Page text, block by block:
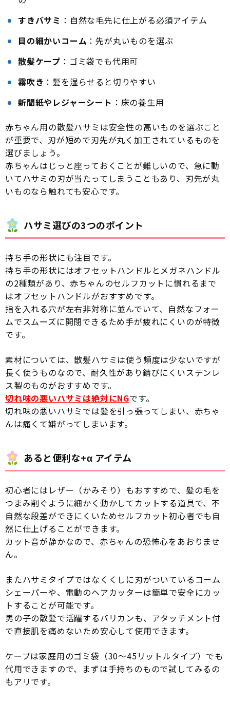
すきバサミ ：自然な毛先に仕上がる必須アイテム
目の細かいコーム ：先が丸いものを選ぶ
散髪ケープ ：ゴミ袋でも代用可
霧吹き ：髪を湿らせると切りやすい
新聞紙やレジャーシート ：床の養生用
赤ちゃん用の散髪ハサミは安全性の高いものを選ぶこと
が重要で、刃が短めで刃先が丸く加工されているものを
選びましょう。
赤ちゃんはじっと座っておくことが難しいので、急に動
いてハサミの刃が当たってしまうこともあり、刃先が丸
いものなら触れても安心です。
ハサミ選びの3つのポイント
持ち手の形状にも注目です。
持ち手の形状にはオフセットハンドルとメガネハンドル
の2種類があり、赤ちゃんのセルフカットに慣れるまで
はオフセットハンドルがおすすめです。
指を入れる穴が左右非対称に並んでいて、自然なフォー
ムでスムーズに開閉できるため手が疲れにくいのが特徴
です。
素材については、散髪ハサミは使う頻度は少ないですが
長く使うものなので、耐久性があり錆びにくいステンレ
ス製のものがおすすめです。
切れ味の悪いハサミは絶対にNGです。
切れ味の悪いハサミでは髪を引っ張ってしまい、赤ちゃ
んは痛くて嫌がってしまいます。
あると便利な+α アイテム
初心者にはレザー（かみそり）もおすすめで、髪の毛を
つまみ削ぐように細かく動かしてカットする道具で、不
自然な段差ができにくいためセルフカット初心者でも自
然に仕上げることができます。
カット音が静かなので、赤ちゃんの恐怖心をあおりませ
ん。
またハサミタイプではなくくしに刃がついているコーム
シェーパーや、電動のヘアカッターは簡単で安全にカッ
トすることが可能です。
男の子の散髪で活躍するバリカンも、アタッチメント付
で直接肌を痛めないため安心して使用できます。
ケープは家庭用のゴミ袋（30〜45リットルタイプ）でも
代用できますので、まずは手持ちのもので試してみるの
もアリです。